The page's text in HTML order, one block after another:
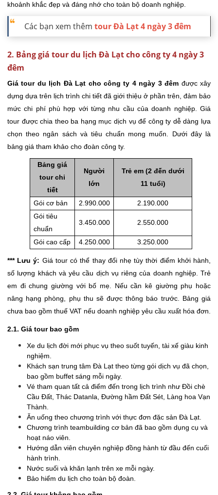
khoảnh khắc đẹp và đáng nhớ cho toàn bộ doanh nghiệp.
Các bạn xem thêm tour Đà Lạt 4 ngày 3 đêm
2. Bảng giá tour du lịch Đà Lạt cho công ty 4 ngày 3
đêm
Giá tour du lịch Đà Lạt cho công ty 4 ngày 3 đêm được xây
dựng dựa trên lịch trình chi tiết đã giới thiệu ở phần trên, đảm bảo
mức chi phí phù hợp với từng nhu cầu của doanh nghiệp. Giá
tour được chia theo ba hạng mục dịch vụ để công ty dễ dàng lựa
chọn theo ngân sách và tiêu chuẩn mong muốn. Dưới đây là
bảng giá tham khảo cho đoàn công ty.
Bảng giá
tour chi
tiết
Người
lớn
Trẻ em (2 đến dưới
11 tuổi)
Gói cơ bản 2.990.000
2.190.000
Gói tiêu
chuẩn
3.450.000 2.550.000
Gói cao cấp 4.250.000 3.250.000
*** Lưu ý: Giá tour có thể thay đổi nhẹ tùy thời điểm khởi hành,
số lượng khách và yêu cầu dịch vụ riêng của doanh nghiệp. Trẻ
em đi chung giường với bố mẹ. Nếu cần kê giường phụ hoặc
nâng hạng phòng, phụ thu sẽ được thông báo trước. Bảng giá
chưa bao gồm thuế VAT nếu doanh nghiệp yêu cầu xuất hóa đơn.
2.1. Giá tour bao gồm
Xe du lịch đời mới phục vụ theo suốt tuyến, tài xế giàu kinh
nghiệm.
Khách sạn trung tâm Đà Lạt theo từng gói dịch vụ đã chọn,
bao gồm buffet sáng mỗi ngày.
Vé tham quan tất cả điểm đến trong lịch trình như Đồi chè
Cầu Đất, Thác Datanla, Đường hầm Đất Sét, Làng hoa Vạn
Thành.
Ăn uống theo chương trình với thực đơn đặc sản Đà Lạt.
Chương trình teambuilding cơ bản đã bao gồm dụng cụ và
hoạt náo viên.
Hướng dẫn viên chuyên nghiệp đồng hành từ đầu đến cuối
hành trình.
Nước suối và khăn lạnh trên xe mỗi ngày.
Bảo hiểm du lịch cho toàn bộ đoàn.